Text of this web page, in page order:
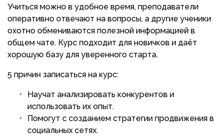
Учиться можно в удобное время, преподаватели
оперативно отвечают на вопросы, а другие ученики
охотно обмениваются полезной информацией в
общем чате. Курс подходит для новичков и даёт
хорошую базу для уверенного старта.
5 причин записаться на курс:
Научат анализировать конкурентов и
использовать их опыт.
Помогут с созданием стратегии продвижения в
социальных сетях.